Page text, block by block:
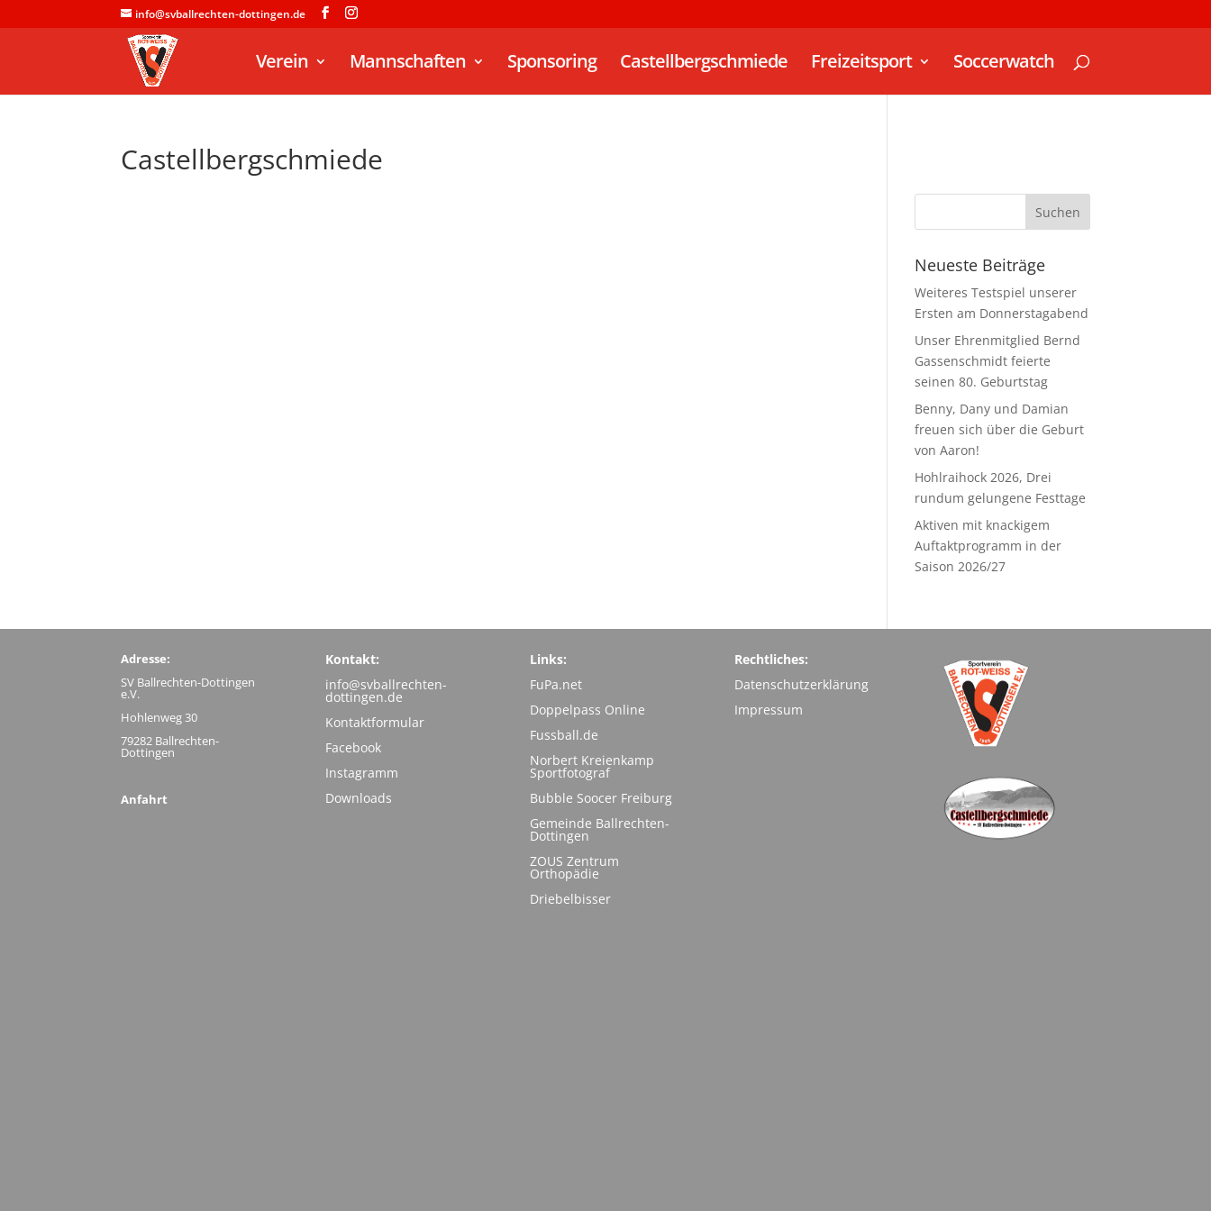
info@svballrechten-dottingen.de
Verein Mannschaften Sponsoring Castellbergschmiede Freizeitsport Soccerwatch
Castellbergschmiede
Neueste Beiträge
Weiteres Testspiel unserer
Ersten am Donnerstagabend
Unser Ehrenmitglied Bernd
Gassenschmidt feierte
seinen 80. Geburtstag
Benny, Dany und Damian
freuen sich über die Geburt
von Aaron!
Hohlraihock 2026, Drei
rundum gelungene Festtage
Aktiven mit knackigem
Auftaktprogramm in der
Saison 2026/27
Adresse:
SV Ballrechten-Dottingen
e.V.
Hohlenweg 30
79282 Ballrechten-
Dottingen
Anfahrt
Kontakt:
info@svballrechten-
dottingen.de
Kontaktformular
Facebook
Instagramm
Downloads
Links:
FuPa.net
Doppelpass Online
Fussball.de
Norbert Kreienkamp
Sportfotograf
Bubble Soocer Freiburg
Gemeinde Ballrechten-
Dottingen
ZOUS Zentrum
Orthopädie
Driebelbisser
Rechtliches:
Datenschutzerklärung
Impressum